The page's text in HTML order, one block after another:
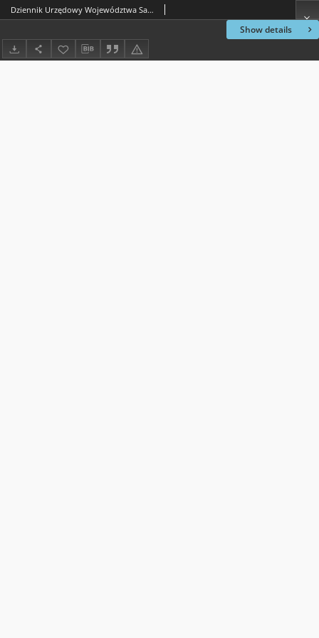
Show details
Dziennik Urzędowy Województwa Sandomierskiego, 1822, nr 9, dod.